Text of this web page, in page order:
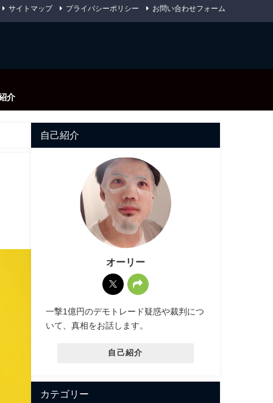
サイトマップ プライバシーポリシー お問い合わせフォーム
介
自己紹介
オーリー
一撃1億円のデモトレード疑惑や裁判につ
いて、真相をお話します。
自己紹介
カテゴリー